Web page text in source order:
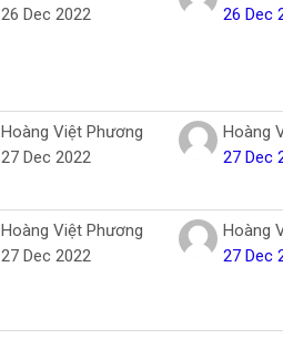
26 Dec 2022 26 Dec
Hoàng Việt Phương
27 Dec 2022
Hoàng
27 Dec
Hoàng Việt Phương
27 Dec 2022
Hoàng
27 Dec